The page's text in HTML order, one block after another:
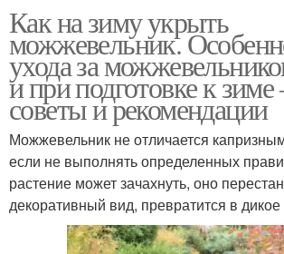
Как на зиму укрыть
можжевельник.
ухода за
и при подготовке к
советы и рекомендации
Можжевельник не отличается
если не выполнять определенных
растение может зачахнуть, оно
декоративный вид, превратится в